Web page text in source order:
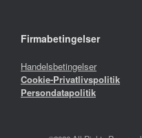
Firmabetingelser
Handelsbetingelser
Cookie-Privatlivspolitik
Persondatapolitik